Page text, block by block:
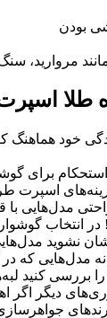
بودن
مروارید، سنگ
طلا
خود هماهنگ
اسپرت
مدل‌هایی با
انتخاب
نشوید
مدل‌هایی
بررسی کنید
دیگر اگر